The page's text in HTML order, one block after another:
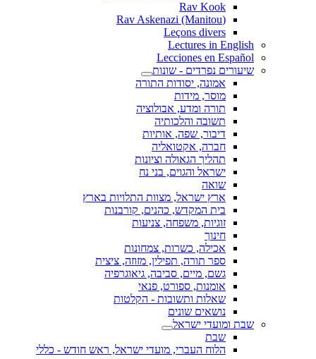
Rav Kook
(Rav Askenazi (Manitou
Leçons divers
Lectures in English
Lecciones en Español
שיעורים נפרדים - שונות
אמונה, יסודות התורה
מוסר, מידות
תורה ומדע, אבולוציה
תשובה והלכותיה
דיבור, שפה, אותיות
חברה, אקטואליה
תהליך הגאולה וציונות
ישראל והגוים, בני נח
שואה
ארץ ישראל, מצוות התלויות בארץ
בית המקדש, כהנים, קורבנות
זוגיות, משפחה, צניעות
חינוך
אכילה, כשרות, צמחונות
ספר תורה, תפילין, מזוזה, ציצית
גשם, מיים, סביבה, גיאוגרפיה
אומנות, ספורט, פנאי
שאלות ותשובות - הקלטות
נושאים שונים
שבת ומועדי ישראל
שבת
הלוח העברי, מועדי ישראל, ראש חודש - כללי